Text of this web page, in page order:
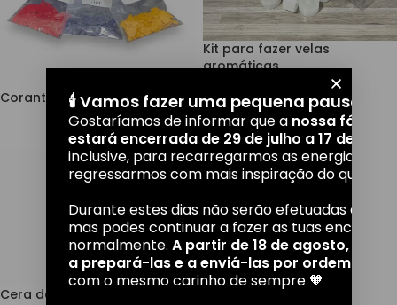
Corante para velas
5,00€
Kit para fazer velas
aromáticas
18,00€
Cera de soja 100% natural
🕯️ Vamos fazer uma pequena pausa!
Gostaríamos de informar que a nossa fábrica
estará encerrada de 29 de julho a 17 de
inclusive, para recarregarmos as energias e
regressarmos com mais inspiração do que
Durante estes dias não serão efetuadas
mas podes continuar a fazer as tuas
normalmente. A partir de 18 de agosto,
a prepará-las e a enviá-las por ordem de
com o mesmo carinho de sempre 🧡